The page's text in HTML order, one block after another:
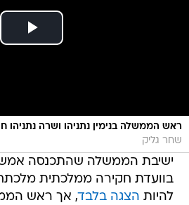
ראש הממשלה בנימין נתניהו ושרה נתניהו
שחר גליק
ישיבת הממשלה שהתכנסה אמש
בוועדת חקירה ממלכתית
להיות הצגה בלבד, אך ראש